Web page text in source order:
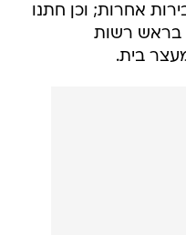
אחרות; וכן חתנו
בראש רשות
בית.